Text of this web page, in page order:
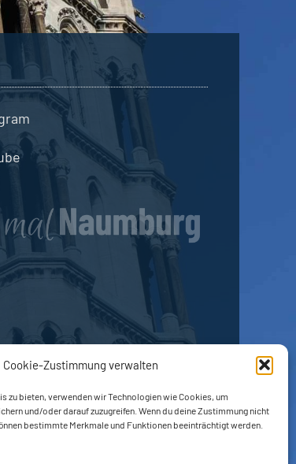
Cookie-Zustimmung verwalten
zu bieten, verwenden wir Technologien wie Cookies, um
und/oder darauf zuzugreifen. Wenn du deine Zustimmung nicht
bestimmte Merkmale und Funktionen beeinträchtigt werden.